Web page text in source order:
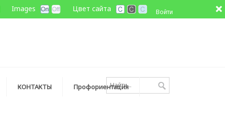
Войти
Цвет сайта
Images
КОНТАКТЫ Профориентация